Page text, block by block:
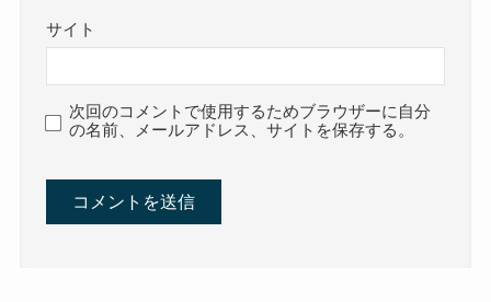
サイト
次回のコメントで使用するためブラウザーに自分
の名前、メールアドレス、サイトを保存する。